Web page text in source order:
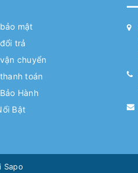
mật
trả
chuyển
toán
Hành
Bật
Sapo